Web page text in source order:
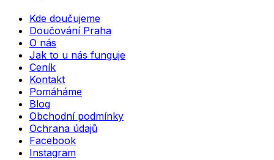
Kde doučujeme
Doučování Praha
O nás
Jak to u nás funguje
Ceník
Kontakt
Pomáháme
Blog
Obchodní podmínky
Ochrana údajů
Facebook
Instagram